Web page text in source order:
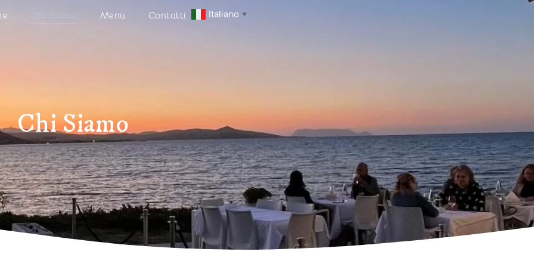
Chi Siamo Menu Contatti Italiano ▼
Chi Siamo